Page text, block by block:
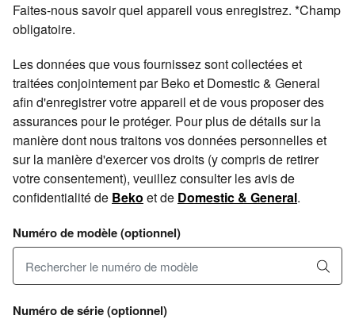
Faites-nous savoir quel appareil vous enregistrez. *Champ
obligatoire.
Les données que vous fournissez sont collectées et
traitées conjointement par Beko et Domestic & General
afin d'enregistrer votre appareil et de vous proposer des
assurances pour le protéger. Pour plus de détails sur la
manière dont nous traitons vos données personnelles et
sur la manière d'exercer vos droits (y compris de retirer
votre consentement), veuillez consulter les avis de
confidentialité de Beko et de Domestic & General.
Numéro de modèle (optionnel)
Numéro de série (optionnel)